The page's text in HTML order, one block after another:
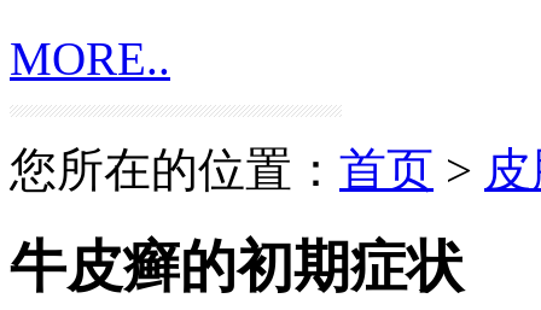
MORE..
您所在的位置： 首页 >
牛皮癣的初期症状